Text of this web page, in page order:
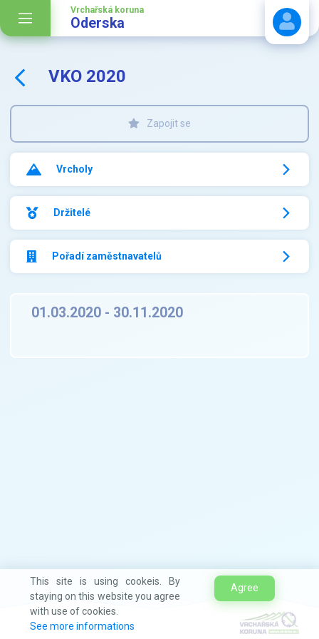
Vrchařská koruna
Oderska
VKO 2020
Zapojit se
Vrcholy
Držitelé
Pořadí zaměstnavatelů
01.03.2020 - 30.11.2020
This site is using cookeis. By
staying on this website you agree
with use of cookies.
See more informations
Agree